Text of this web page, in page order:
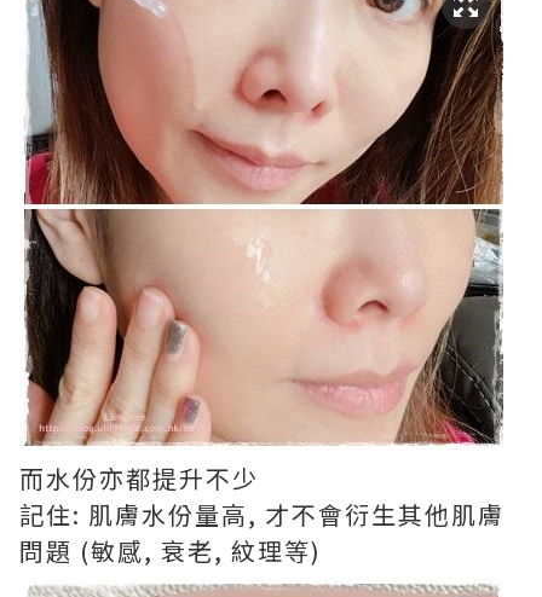
而水份亦都提升不少
記住: 肌膚水份量高, 才不會衍生其他肌膚
問題 (敏感, 衰老, 紋理等)